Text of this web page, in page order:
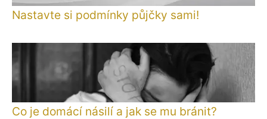
Nastavte si podmínky půjčky sami!
Co je domácí násilí a jak se mu bránit?